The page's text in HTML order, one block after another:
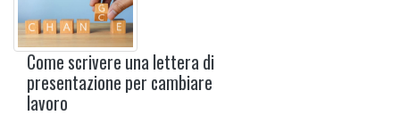
Come scrivere una lettera di
presentazione per cambiare
lavoro